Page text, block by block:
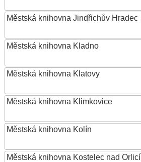
Městská knihovna Jindřichův Hradec
Městská knihovna Kladno
Městská knihovna Klatovy
Městská knihovna Klimkovice
Městská knihovna Kolín
Městská knihovna Kostelec nad Orlicí